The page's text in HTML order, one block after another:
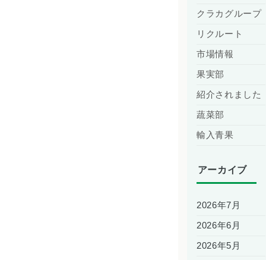
クラカグループ
リクルート
市場情報
果実部
紹介されました
蔬菜部
輸入青果
アーカイブ
2026年7月
2026年6月
2026年5月